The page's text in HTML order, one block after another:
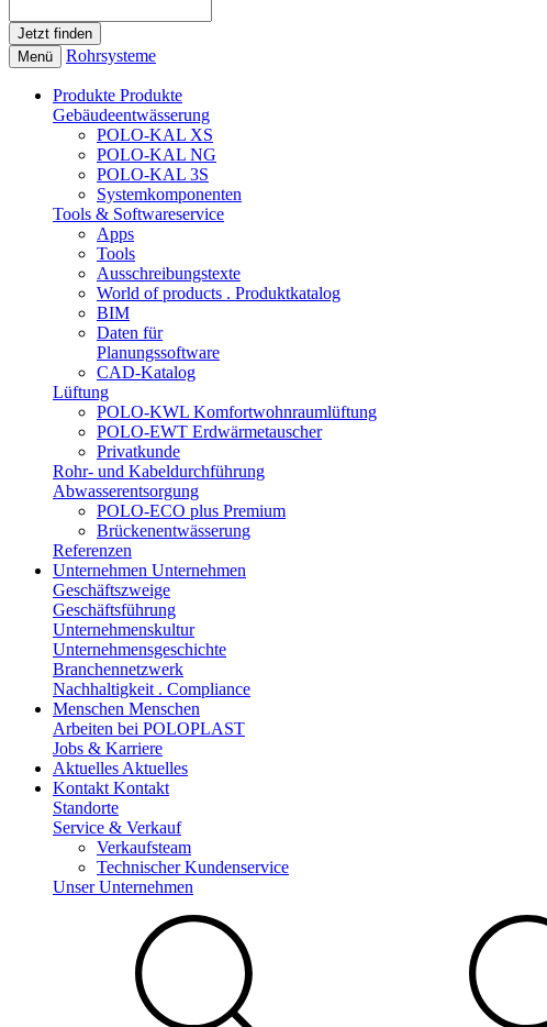
Menü Rohrsysteme
Produkte Produkte
Gebäudeentwässerung
POLO-KAL XS
POLO-KAL NG
POLO-KAL 3S
Systemkomponenten
Tools & Softwareservice
Apps
Tools
Ausschreibungstexte
World of products . Produktkatalog
BIM
Daten für
Planungssoftware
CAD-Katalog
Lüftung
POLO-KWL Komfortwohnraumlüftung
POLO-EWT Erdwärmetauscher
Privatkunde
Rohr- und Kabeldurchführung
Abwasserentsorgung
POLO-ECO plus Premium
Brückenentwässerung
Referenzen
Unternehmen Unternehmen
Geschäftszweige
Geschäftsführung
Unternehmenskultur
Unternehmensgeschichte
Branchennetzwerk
Nachhaltigkeit . Compliance
Menschen Menschen
Arbeiten bei POLOPLAST
Jobs & Karriere
Aktuelles Aktuelles
Kontakt Kontakt
Standorte
Service & Verkauf
Verkaufsteam
Technischer Kundenservice
Unser Unternehmen